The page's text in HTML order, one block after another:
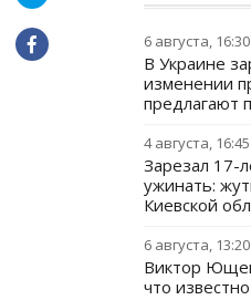
6 августа, 16:30
В Украине
изменении
предлагают
4 августа, 16:45
Зарезал 17-
ужинать:
Киевской
6 августа, 13:20
Виктор
что